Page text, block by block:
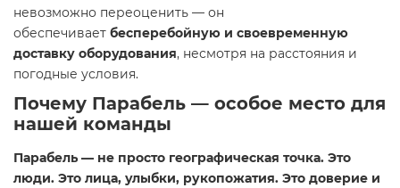
невозможно переоценить — он
обеспечивает бесперебойную и своевременную
доставку оборудования, несмотря на расстояния и
погодные условия.
Почему Парабель — особое место для
нашей команды
Парабель — не просто географическая точка. Это
люди. Это лица, улыбки, рукопожатия. Это доверие и